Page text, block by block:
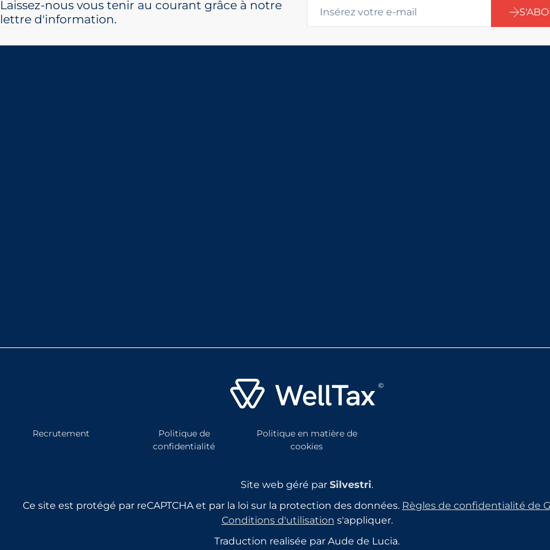
Laissez-nous vous tenir au courant grâce à notre
lettre d'information.
Recrutement
Politique de
confidentialité
Politique en matière de
cookies
Site web géré par Silvestri.
Ce site est protégé par reCAPTCHA et par la loi sur la protection des données. Règles de confidentialité de
Conditions d'utilisation s'appliquer.
Traduction realisée par Aude de Lucia.